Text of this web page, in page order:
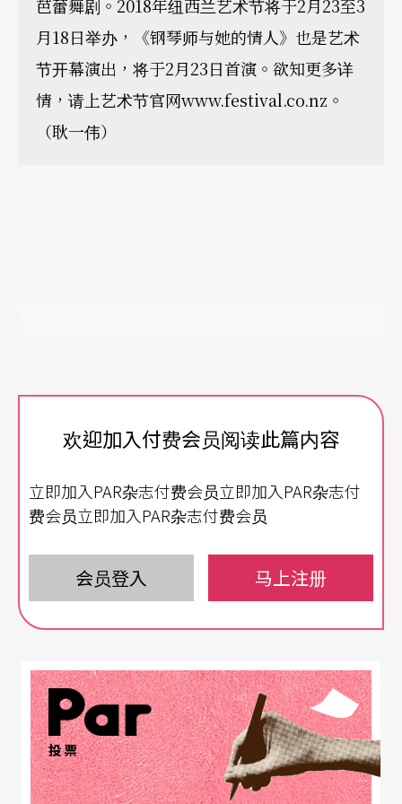
芭蕾舞剧。2018年纽西兰艺术节将于2月23至3
月18日举办，《钢琴师与她的情人》也是艺术
节开幕演出，将于2月23日首演。欲知更多详
情，请上艺术节官网www.festival.co.nz。
（耿一伟）
欢迎加入付费会员阅读此篇内容
立即加入PAR杂志付费会员立即加入PAR杂志付
费会员立即加入PAR杂志付费会员
会员登入 马上注册
投票